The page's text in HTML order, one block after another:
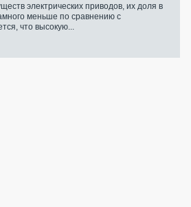
электрических приводов, их доля в
меньше по сравнению с
что высокую...